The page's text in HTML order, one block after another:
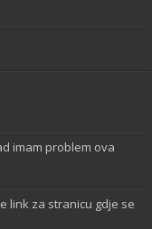
imam problem ova
link za stranicu gdje se